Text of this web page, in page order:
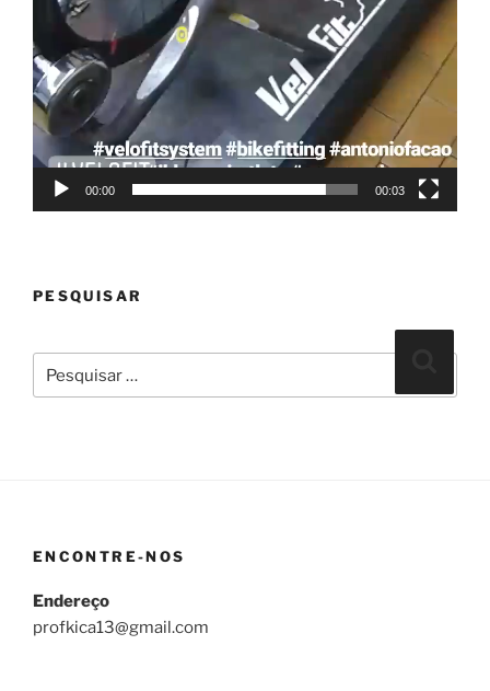
00:00 00:03
PESQUISAR
Pesquisar
por:
ENCONTRE-NOS
Endereço
profkica13@gmail.com